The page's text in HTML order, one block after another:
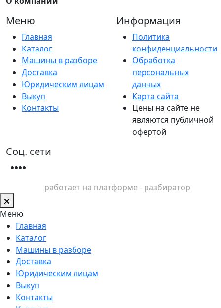
Меню
Главная
Каталог
Машины в разборе
Доставка
Юридическим лицам
Выкуп
Контакты
Информация
Политика
конфиденциальности
Обработка
персональных
данных
Карта сайта
Цены на сайте не
являются публичной
офертой
Соц. сети
работает на платформе - разбиратор
Меню
Главная
Каталог
Машины в разборе
Доставка
Юридическим лицам
Выкуп
Контакты